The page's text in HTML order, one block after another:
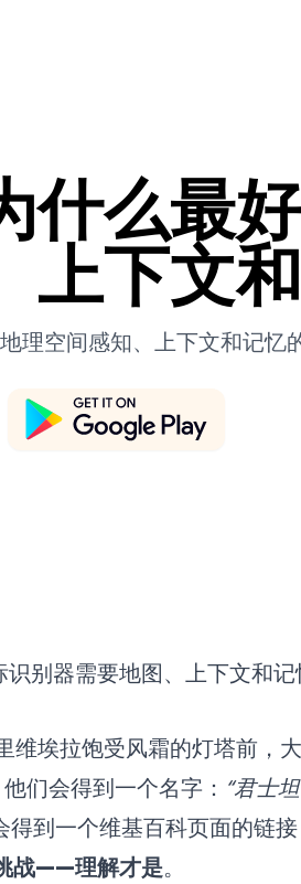
么最
上下文
空间感知、上下文和记忆
埃拉饱受风霜的灯塔前，
们会得到一个名字： “君士
到一个维基百科页面的链
战——理解才是。